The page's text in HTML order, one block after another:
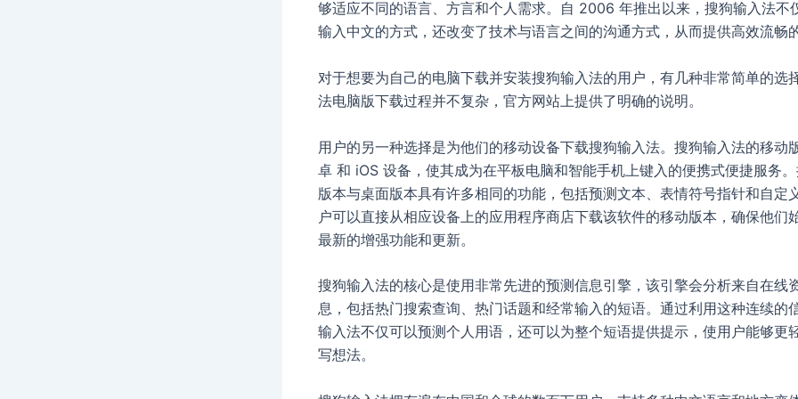
够适应不同的语言、方言和个人需求。自 2006 年推出以来，搜狗输入法不
输入中文的方式，还改变了技术与语言之间的沟通方式，从而提供高效流畅
对于想要为自己的电脑下载并安装搜狗输入法的用户，有几种非常简单的选
法电脑版下载过程并不复杂，官方网站上提供了明确的说明。
用户的另一种选择是为他们的移动设备下载搜狗输入法。搜狗输入法的移动
卓 和 iOS 设备，使其成为在平板电脑和智能手机上键入的便携式便捷服务
版本与桌面版本具有许多相同的功能，包括预测文本、表情符号指针和自定
户可以直接从相应设备上的应用程序商店下载该软件的移动版本，确保他们
最新的增强功能和更新。
搜狗输入法的核心是使用非常先进的预测信息引擎，该引擎会分析来自在线
息，包括热门搜索查询、热门话题和经常输入的短语。通过利用这种连续的
输入法不仅可以预测个人用语，还可以为整个短语提供提示，使用户能够更
写想法。